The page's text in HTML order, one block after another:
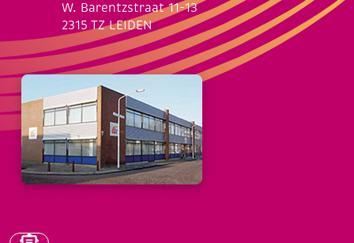
W. Barentzstraat 11-13
2315 TZ LEIDEN